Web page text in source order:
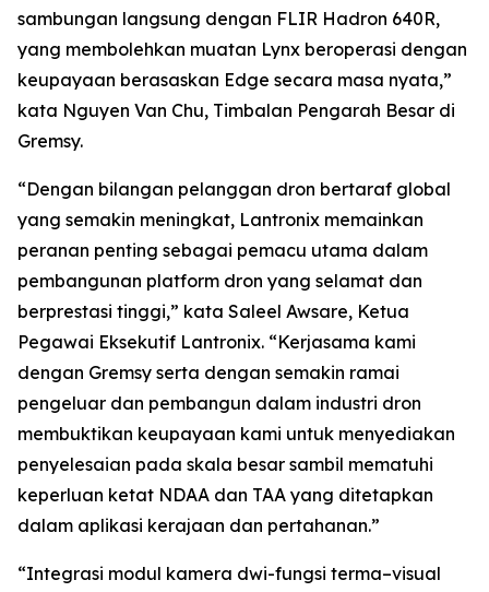
sambungan langsung dengan FLIR Hadron 640R,
yang membolehkan muatan Lynx beroperasi dengan
keupayaan berasaskan Edge secara masa nyata,”
kata Nguyen Van Chu, Timbalan Pengarah Besar di
Gremsy.
“Dengan bilangan pelanggan dron bertaraf global
yang semakin meningkat, Lantronix memainkan
peranan penting sebagai pemacu utama dalam
pembangunan platform dron yang selamat dan
berprestasi tinggi,” kata Saleel Awsare, Ketua
Pegawai Eksekutif Lantronix. “Kerjasama kami
dengan Gremsy serta dengan semakin ramai
pengeluar dan pembangun dalam industri dron
membuktikan keupayaan kami untuk menyediakan
penyelesaian pada skala besar sambil mematuhi
keperluan ketat NDAA dan TAA yang ditetapkan
dalam aplikasi kerajaan dan pertahanan.”
“Integrasi modul kamera dwi-fungsi terma–visual